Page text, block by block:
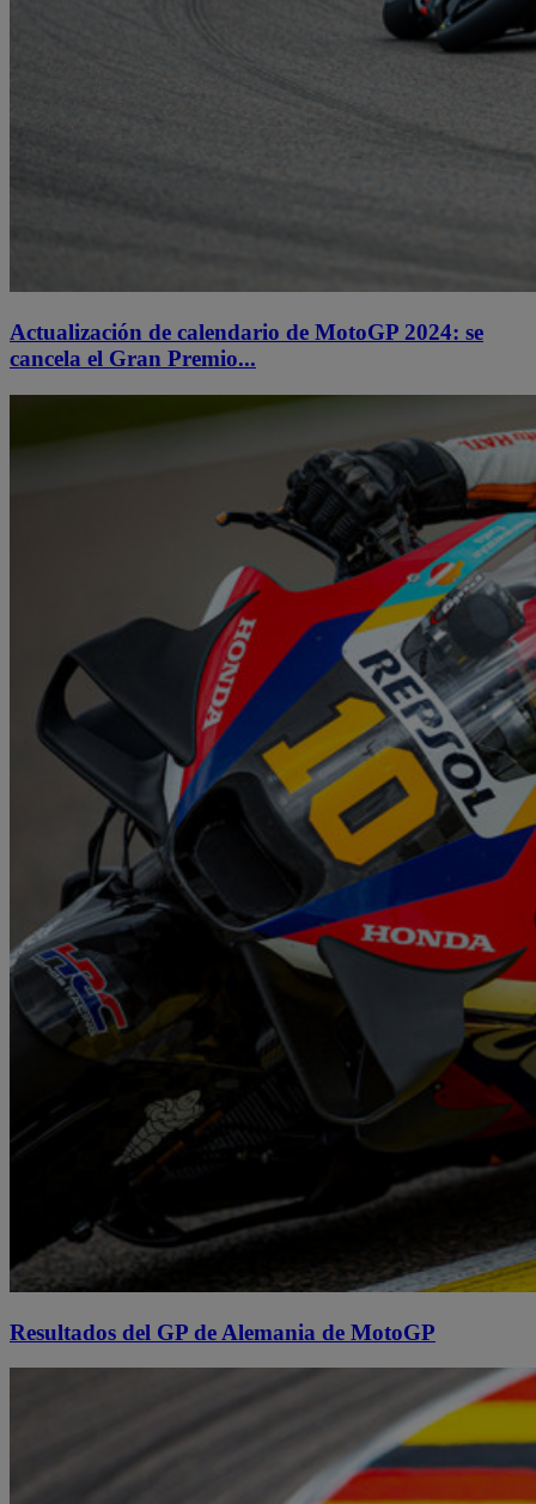
Actualización de calendario de MotoGP 2024: se
cancela el Gran Premio...
Resultados del GP de Alemania de MotoGP